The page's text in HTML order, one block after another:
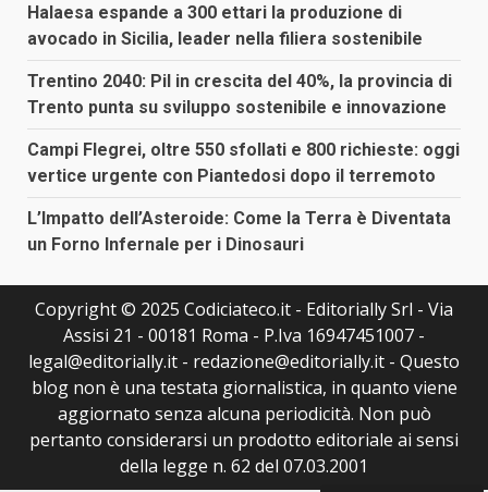
Halaesa espande a 300 ettari la produzione di
avocado in Sicilia, leader nella filiera sostenibile
Trentino 2040: Pil in crescita del 40%, la provincia di
Trento punta su sviluppo sostenibile e innovazione
Campi Flegrei, oltre 550 sfollati e 800 richieste: oggi
vertice urgente con Piantedosi dopo il terremoto
L’Impatto dell’Asteroide: Come la Terra è Diventata
un Forno Infernale per i Dinosauri
Copyright © 2025 Codiciateco.it - Editorially Srl - Via
Assisi 21 - 00181 Roma - P.Iva 16947451007 -
legal@editorially.it - redazione@editorially.it - Questo
blog non è una testata giornalistica, in quanto viene
aggiornato senza alcuna periodicità. Non può
pertanto considerarsi un prodotto editoriale ai sensi
della legge n. 62 del 07.03.2001